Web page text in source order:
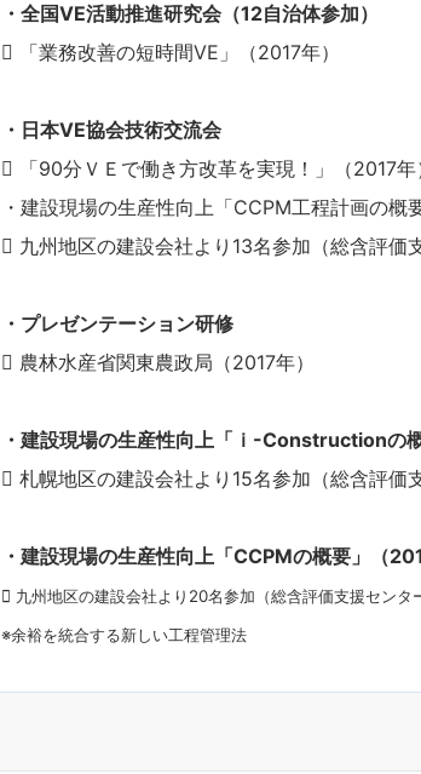
・全国VE活動推進研究会（12自治体参加）
 「業務改善の短時間VE」（2017年）
・日本VE協会技術交流会
 「90分ＶＥで働き方改革を実現！」（2017年
・建設現場の生産性向上「CCPM工程計画の概
 九州地区の建設会社より13名参加（総含評価
・プレゼンテーション研修
 農林水産省関東農政局（2017年）
・建設現場の生産性向上「ｉ-Constructionの
 札幌地区の建設会社より15名参加（総含評価
・建設現場の生産性向上「CCPMの概要」（201
 九州地区の建設会社より20名参加（総含評価支援センタ
※余裕を統合する新しい工程管理法